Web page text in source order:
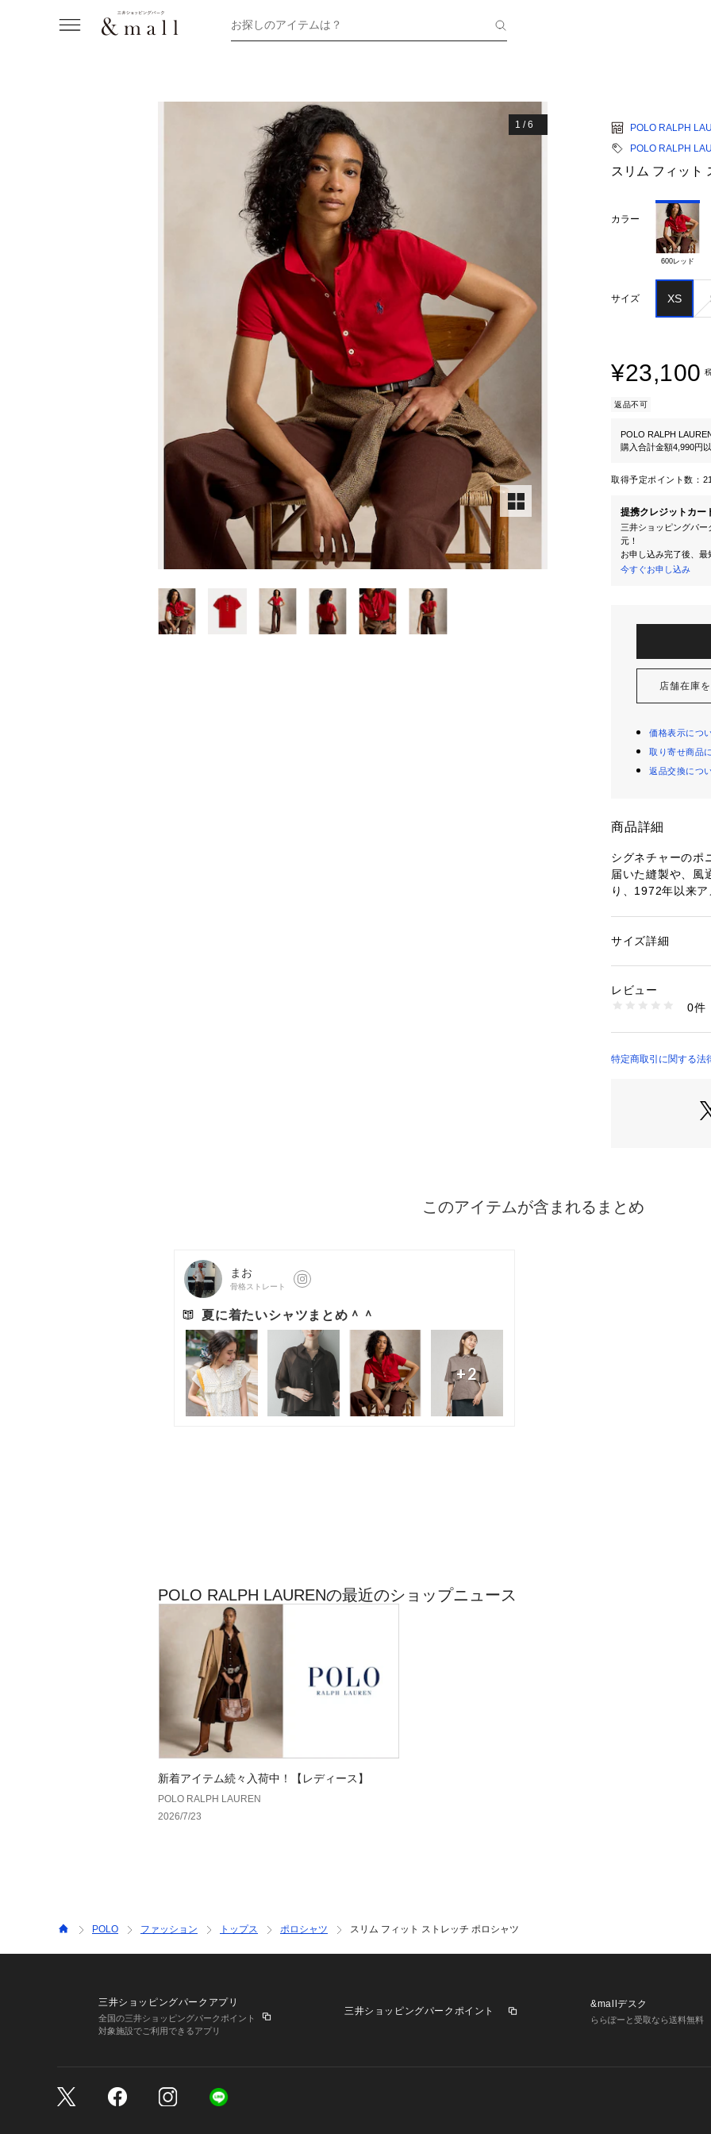
お探しのアイテムは？
1 /6
POLO RALPH
POLO RALPH
スリム フィット
カラー
600レッド
サイズ XS
¥23,100
返品不可
POLO RALPH
購入合計金額4,990円
取得予定ポイント数：
提携クレジットカー
三井ショッピングパ
元！
お申し込み完了後、
今すぐお申し込み
店舗在庫
価格表示につ
取り寄せ商品
返品交換につ
商品詳細
シグネチャーのポ
届いた縫製や、風
り、1972年以来
を効かせ快適な着
・リブのポロカラ
・半袖、リブア
綿 97％、ポリウ
性別：レディース
洗濯：-
※詳しい洗濯方法に
商品番号：
サイズ詳細
レビュー
0件
特定商取引に関する法
POLO RALPH LAURENの最近のショップニュース
新着アイテム続々入荷中！【レディース】
POLO RALPH LAUREN
2026/7/23
POLO ファッション トップス ポロシャツ スリム フィット ストレッチ ポロシャツ
三井ショッピングパークアプリ
全国の三井ショッピングパークポイント
対象施設でご利用できるアプリ
三井ショッピングパークポイント
&mallデスク
ららぽーと受取なら送料無料